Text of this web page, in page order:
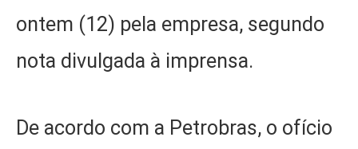
ontem (12) pela empresa, segundo
nota divulgada à imprensa.
De acordo com a Petrobras, o ofício